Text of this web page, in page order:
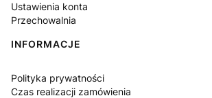
Ustawienia konta
Przechowalnia
INFORMACJE
Polityka prywatności
Czas realizacji zamówienia